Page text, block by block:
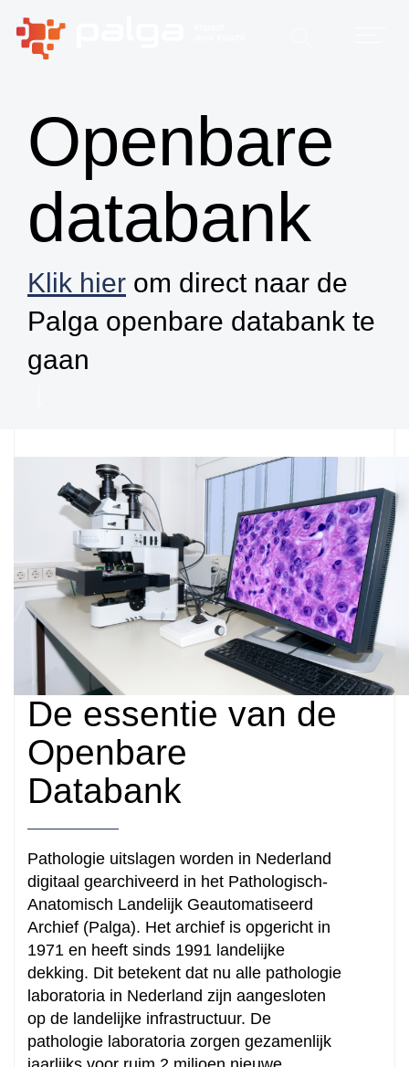
Openbare
databank
Klik hier om direct naar de
Palga openbare databank te
gaan
De essentie van de
Openbare
Databank
Pathologie uitslagen worden in Nederland
digitaal gearchiveerd in het Pathologisch-
Anatomisch Landelijk Geautomatiseerd
Archief (Palga). Het archief is opgericht in
1971 en heeft sinds 1991 landelijke
dekking. Dit betekent dat nu alle pathologie
laboratoria in Nederland zijn aangesloten
op de landelijke infrastructuur. De
pathologie laboratoria zorgen gezamenlijk